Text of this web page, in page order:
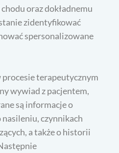
oraz dokładnemu
zidentyfikować
spersonalizowane
terapeutycznym
wywiad z pacjentem,
są informacje o
czynnikach
a także o historii